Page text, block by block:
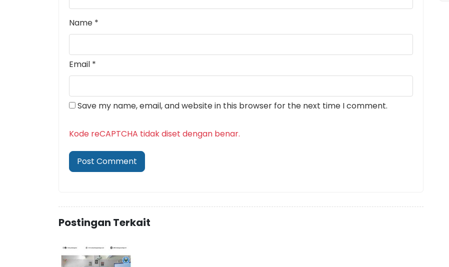
Name *
Email *
Save my name, email, and website in this browser for the next time I comment.
Kode reCAPTCHA tidak diset dengan benar.
Postingan Terkait